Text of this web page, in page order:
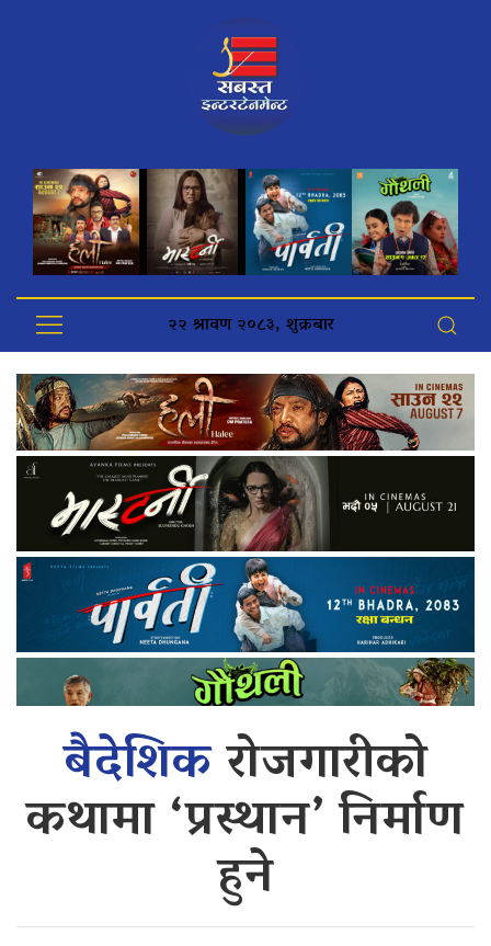
२२ श्रावण २०८३, शुक्रबार
बैदेशिकरोजगारीको
कथामा ‘प्रस्थान’ निर्माण
हुने